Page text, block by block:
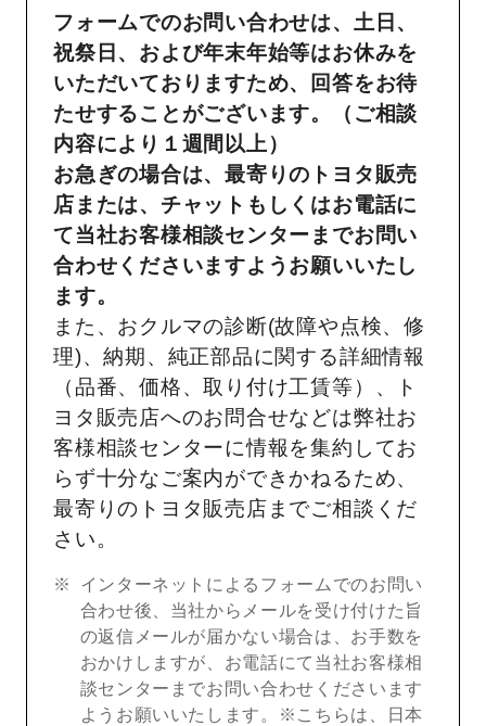
フォームでのお問い合わせは、土日、
祝祭日、および年末年始等はお休みを
いただいておりますため、回答をお待
たせすることがございます。（ご相談
内容により１週間以上）
お急ぎの場合は、最寄りのトヨタ販売
店または、チャットもしくはお電話に
て当社お客様相談センターまでお問い
合わせくださいますようお願いいたし
ます。
また、おクルマの診断(故障や点検、修
理)、納期、純正部品に関する詳細情報
（品番、価格、取り付け工賃等）、ト
ヨタ販売店へのお問合せなどは弊社お
客様相談センターに情報を集約してお
らず十分なご案内ができかねるため、
最寄りのトヨタ販売店までご相談くだ
さい。
インターネットによるフォームでのお問い
合わせ後、当社からメールを受け付けた旨
の返信メールが届かない場合は、お手数を
おかけしますが、お電話にて当社お客様相
談センターまでお問い合わせくださいます
ようお願いいたします。※こちらは、日本